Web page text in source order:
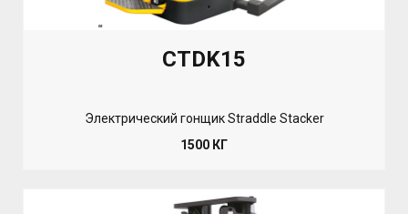
CTDK15
Электрический гонщик Straddle Stacker
1500 КГ